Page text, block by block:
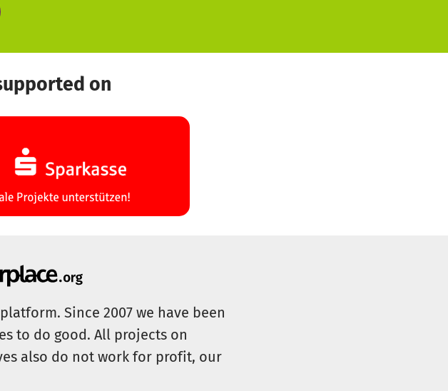
on
Since 2007 we have been
to do good. All projects on
also do not work for profit, our